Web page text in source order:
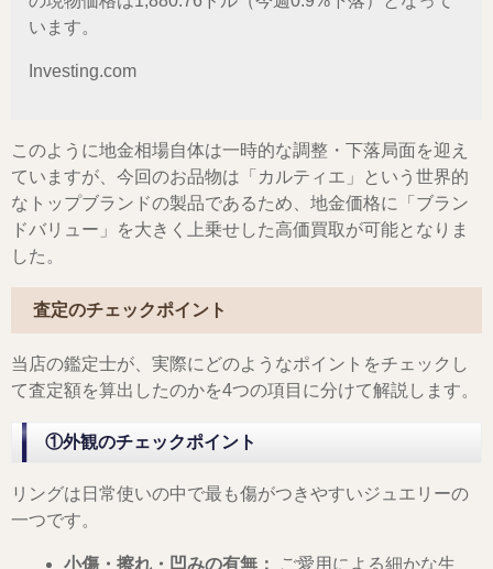
います。
Investing.com
このように地金相場自体は一時的な調整・下落局面を迎え
ていますが、今回のお品物は「カルティエ」という世界的
なトップブランドの製品であるため、地金価格に「ブラン
ドバリュー」を大きく上乗せした高価買取が可能となりま
した。
査定のチェックポイント
当店の鑑定士が、実際にどのようなポイントをチェックし
て査定額を算出したのかを4つの項目に分けて解説します。
①外観のチェックポイント
リングは日常使いの中で最も傷がつきやすいジュエリーの
一つです。
小傷・擦れ・凹みの有無： ご愛用による細かな生